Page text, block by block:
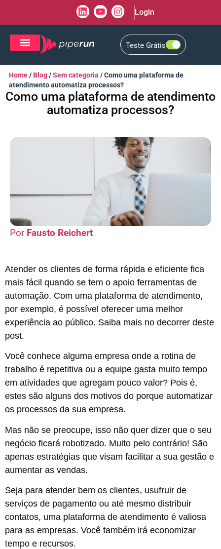
Login
Teste Grátis
Home/ Blog/Sem categoria /Como uma plataforma de
atendimento automatiza processos?
Como uma plataforma de atendimento
automatiza processos?
Fausto Reichert
Atender os clientes de forma rápida e eficiente fica
mais fácil quando se tem o apoio ferramentas de
automação. Com uma plataforma de atendimento,
por exemplo, é possível oferecer uma melhor
experiência ao público. Saiba mais no decorrer deste
post.
Você conhece alguma empresa onde a rotina de
trabalho é repetitiva ou a equipe gasta muito tempo
em atividades que agregam pouco valor? Pois é,
estes são alguns dos motivos do porque automatizar
os processos da sua empresa.
Mas não se preocupe, isso não quer dizer que o seu
negócio ficará robotizado. Muito pelo contrário! São
apenas estratégias que visam facilitar a sua gestão e
aumentar as vendas.
Seja para atender bem os clientes, usufruir de
serviços de pagamento ou até mesmo distribuir
contatos, uma plataforma de atendimento é valiosa
para as empresas. Você também irá economizar
tempo e recursos.